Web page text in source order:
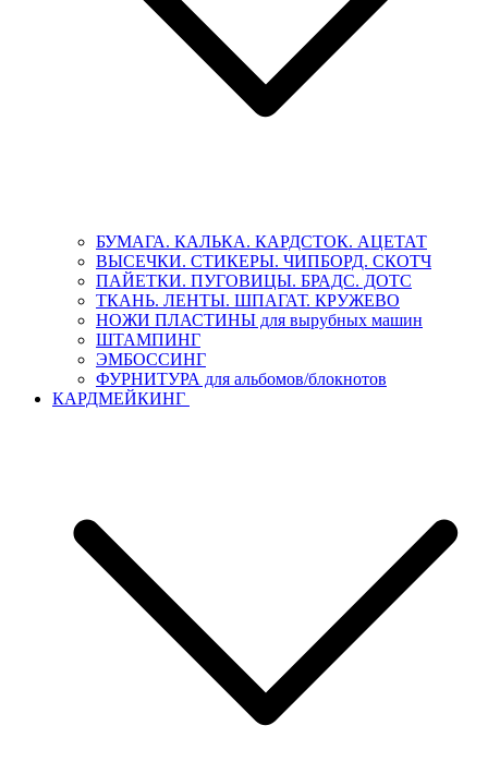
БУМАГА. КАЛЬКА. КАРДСТОК. АЦЕТАТ
ВЫСЕЧКИ. СТИКЕРЫ. ЧИПБОРД. СКОТЧ
ПАЙЕТКИ. ПУГОВИЦЫ. БРАДС. ДОТС
ТКАНЬ. ЛЕНТЫ. ШПАГАТ. КРУЖЕВО
НОЖИ ПЛАСТИНЫ для вырубных машин
ШТАМПИНГ
ЭМБОССИНГ
ФУРНИТУРА для альбомов/блокнотов
КАРДМЕЙКИНГ